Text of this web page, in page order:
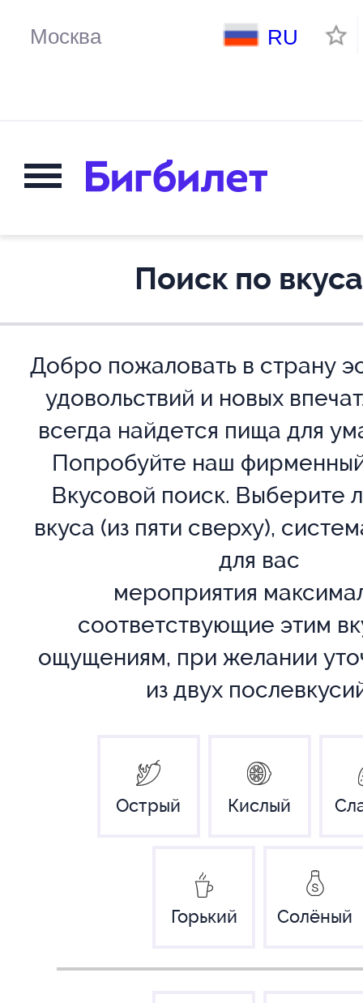
RU
Поиск по
Добро пожаловать в страну
удовольствий и новых
всегда найдется пища для
Попробуйте наш
Вкусовой поиск. Выберите
вкуса (из пяти сверху),
для вас
мероприятия
соответствующие этим
ощущениям, при желании
из двух
Острый Кислый
Горький Солёный